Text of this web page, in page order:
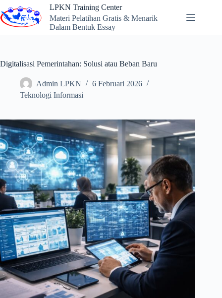
to
content
LPKN Training Center
Materi Pelatihan Gratis & Menarik
Dalam Bentuk Essay
Digitalisasi Pemerintahan: Solusi atau Beban Baru
Admin LPKN
6 Februari 2026
Teknologi Informasi